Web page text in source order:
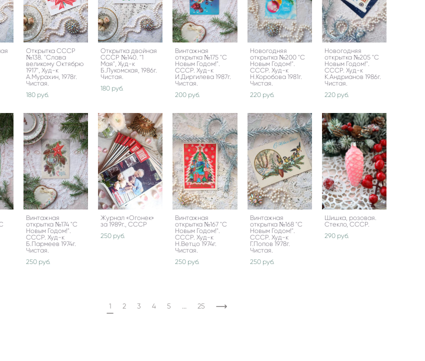
Открытка СССР
№138. "Слава
великому Октябрю
1917", Худ-к
А.Мурахин, 1978г.
Чистая.
180 pуб.
Открытка двойная
СССР №140. "1
Мая", Худ-к
Б.Лукомская, 1986г.
Чистая.
180 pуб.
Винтажная
открытка №175 "С
Новым Годом!".
СССР. Худ-к
И.Диргилева 1987г.
Чистая.
200 pуб.
Новогодняя
открытка №200 "С
Новым Годом!".
СССР. Худ-к
Н.Коробова 1981г.
Чистая.
220 pуб.
Новогодняя
открытка №205 "С
Новым Годом!".
СССР. Худ-к
К.Андрианов 1986г.
Чистая.
220 pуб.
Винтажная
открытка №174 "С
Новым Годом!".
СССР. Худ-к
Б.Пармеев 1974г.
Чистая.
250 pуб.
Журнал «Огонек»
за 1989г., СССР
250 pуб.
Винтажная
открытка №167 "С
Новым Годом!".
СССР. Худ-к
Н.Ветцо 1974г.
Чистая.
250 pуб.
Винтажная
открытка №168 "С
Новым Годом!".
СССР. Худ-к
Г.Попов 1978г.
Чистая.
250 pуб.
Шишка, розовая.
Стекло, СССР.
290 pуб.
1 2 3 4 5 ... 25